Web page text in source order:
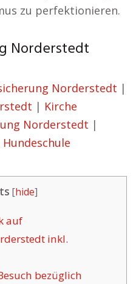
zu perfektionieren.
Norderstedt
Norderstedt |
| Kirche
Norderstedt |
Hundeschule
[hide]
auf
inkl.
bezüglich